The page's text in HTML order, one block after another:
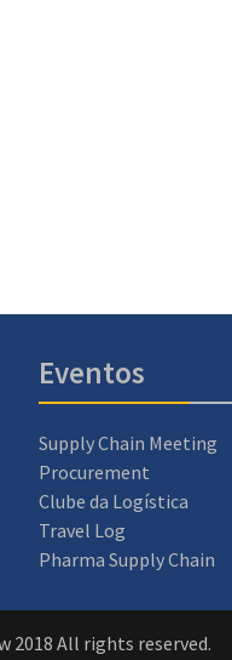
Eventos
Supply Chain Meeting
Procurement
Clube da Logística
Travel Log
Pharma Supply Chain
2018 All rights reserved.